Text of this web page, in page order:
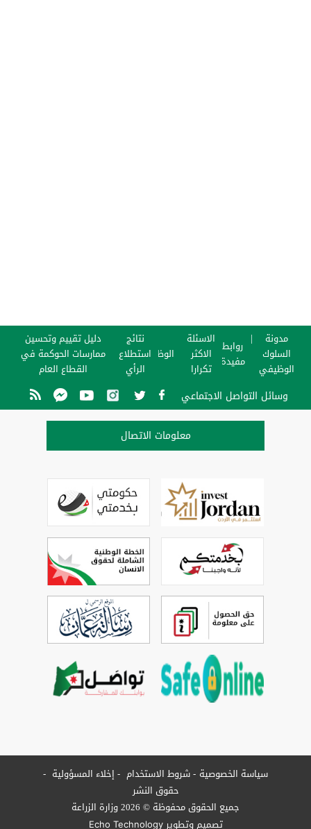
مدونة
السلوك
الوظيفي
روابط
مفيدة
الاسئلة
الاكثر
تكرارا
الوظائف
نتائج
استطلاع
الرأي
دليل تقييم وتحسين
ممارسات الحوكمة في
القطاع العام
وسائل التواصل الاجتماعي
معلومات الاتصال
سياسة الخصوصية شروط الاستخدام
إخلاء المسؤولية
حقوق النشر
جميع الحقوق محفوظة © 2026 وزارة الزراعة
تصميم وتطويرEcho Technology